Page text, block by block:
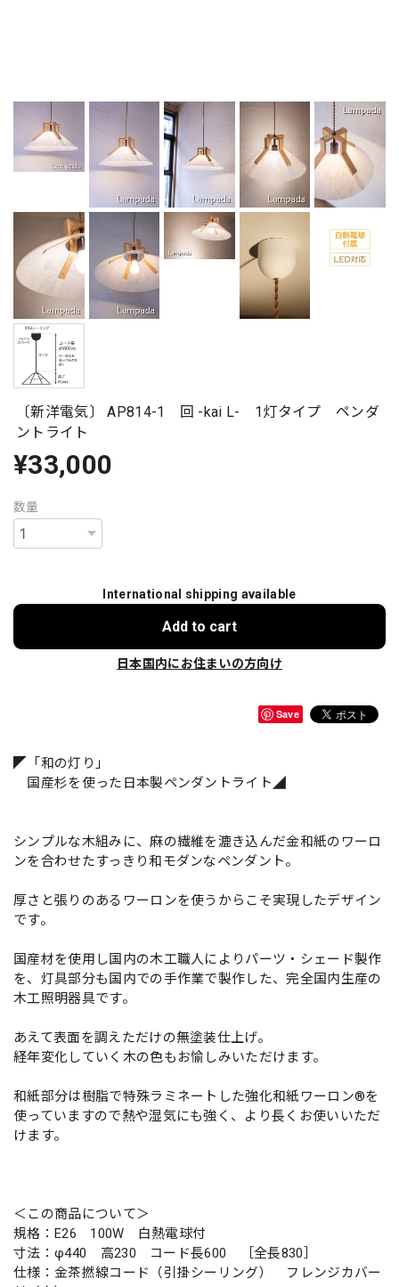
〔新洋電気〕 AP814-1 回 -kai L- 1灯タイプ ペンダ
ントライト
¥33,000
数量
International shipping available
Add to cart
日本国内にお住まいの方向け
Save
◤「和の灯り」
国産杉を使った日本製ペンダントライト◢
シンプルな木組みに、麻の繊維を漉き込んだ金和紙のワーロ
ンを合わせたすっきり和モダンなペンダント。
厚さと張りのあるワーロンを使うからこそ実現したデザイン
です。
国産材を使用し国内の木工職人によりパーツ・シェード製作
を、灯具部分も国内での手作業で製作した、完全国内生産の
木工照明器具です。
あえて表面を調えただけの無塗装仕上げ。
経年変化していく木の色もお愉しみいただけます。
和紙部分は樹脂で特殊ラミネートした強化和紙ワーロン®を
使っていますので熱や湿気にも強く、より長くお使いいただ
けます。
＜この商品について＞
規格：E26 100W 白熱電球付
寸法：φ440 高230 コード長600 ［全長830］
仕様：金茶撚線コード（引掛シーリング） フレンジカバー